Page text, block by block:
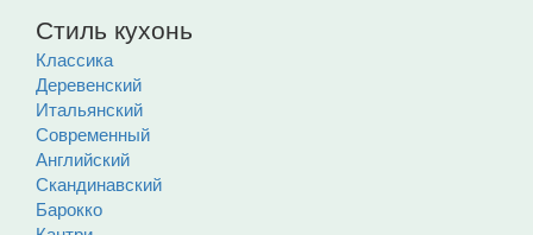
Стиль кухонь
Классика
Деревенский
Итальянский
Современный
Английский
Скандинавский
Барокко